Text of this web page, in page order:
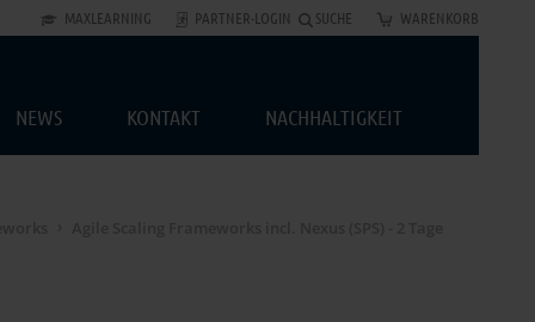
MAXLEARNING PARTNER-LOGIN SUCHE WARENKORB
NEWS KONTAKT NACHHALTIGKEIT